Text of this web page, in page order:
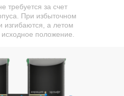
требуется за счет
При избыточном
изгибаются, а летом
положение.